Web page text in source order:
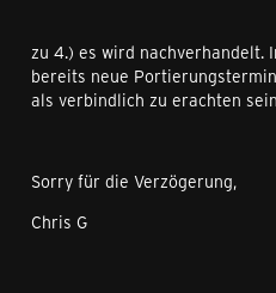
zu 4.) es wird nachverhandelt.
bereits neue
als verbindlich zu erachten
Sorry für die Verzögerung,
Chris G